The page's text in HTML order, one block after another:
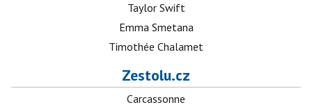
Taylor Swift
Emma Smetana
Timothée Chalamet
Zestolu.cz
Carcassonne